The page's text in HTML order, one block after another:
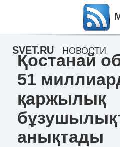
Қостанай
51
қаржылық
анықтады
SVET.RU НОВОСТИ